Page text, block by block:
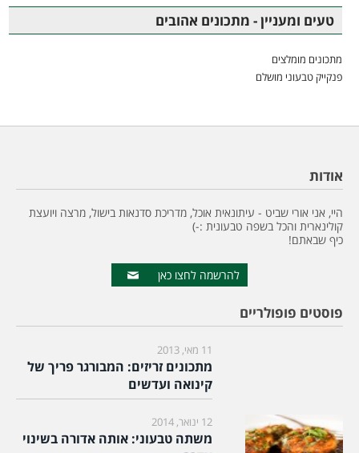
טעים ומעניין - מתכונים אהובים
מתכונים מומלצים
פנקייק טבעוני מושלם
אודות
היי, אני אורי שביט - עיתונאית אוכל, מדריכת סדנאות בישול, מרצה ויועצת
קולינארית והכל בשפה טבעונית :-)
כיף שבאתם!
להרשמה לחצו כאן
פוסטים פופולריים
11 מאי, 2013
מתכונים זריזים: המבורגר פריך של
קינואה ועדשים
12 ינואר, 2014
משתה טבעוני: אותה אדורה בשינוי